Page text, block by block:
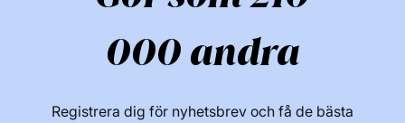
000 andra
Registrera dig för nyhetsbrev och få de bästa